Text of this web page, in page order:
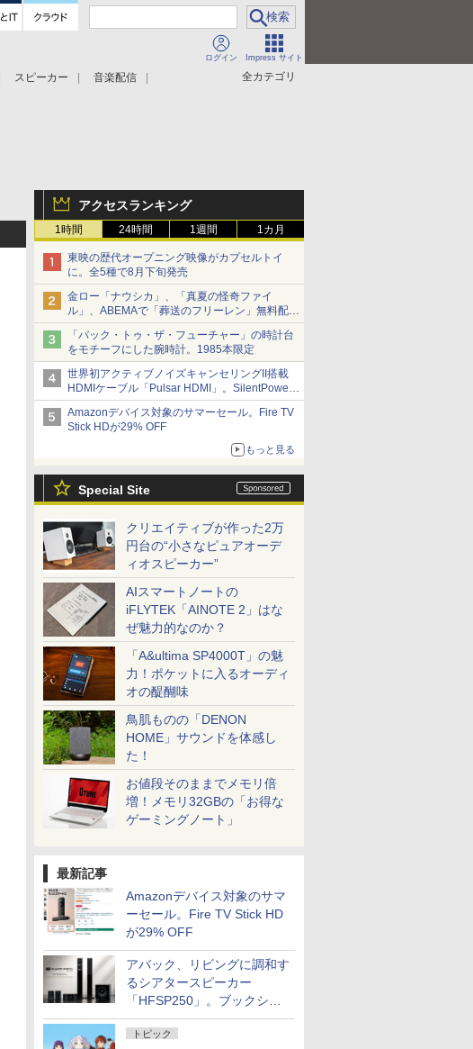
ログイン Impress サイト
全カテゴリ
スピーカー
音楽配信
アクセスランキング
1時間 24時間 1週間 1カ月
東映の歴代オープニング映像がカプセルトイ
に。全5種で8月下旬発売
金ロー「ナウシカ」、「真夏の怪奇ファイ
ル」、ABEMAで「葬送のフリーレン」無料配信
など。夏の特番・配信情報
「バック・トゥ・ザ・フューチャー」の時計台
をモチーフにした腕時計。1985本限定
世界初アクティブノイズキャンセリングII搭載
HDMIケーブル「Pulsar HDMI」。SilentPower
から
Amazonデバイス対象のサマーセール。Fire TV
Stick HDが29% OFF
もっと見る
Special Site
クリエイティブが作った2万
円台の“小さなピュアオーデ
ィオスピーカー”
AIスマートノートの
iFLYTEK「AINOTE 2」はな
ぜ魅力的なのか？
「A&ultima SP4000T」の魅
力！ポケットに入るオーディ
オの醍醐味
鳥肌ものの「DENON
HOME」サウンドを体感し
た！
お値段そのままでメモリ倍
増！メモリ32GBの「お得な
ゲーミングノート」
最新記事
Amazonデバイス対象のサマ
ーセール。Fire TV Stick HD
が29% OFF
アバック、リビングに調和す
るシアタースピーカー
「HFSP250」。ブックシェ
ルフはペア3万円以下
トピック